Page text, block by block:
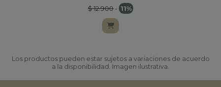
$ 12.900- 11%
Los productos pueden estar sujetos a variaciones de acuerdo
a la disponibilidad. Imagen ilustrativa.